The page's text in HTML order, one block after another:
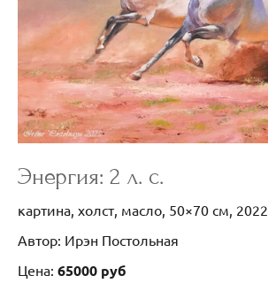
Энергия: 2 л. с.
картина, холст, масло, 50×70 см, 2022
Автор: Ирэн Постольная
Цена: 65000 руб